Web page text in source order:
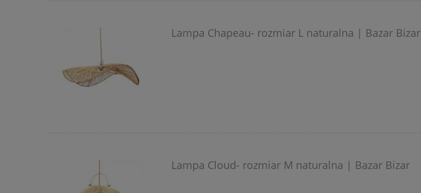
Lampa Chapeau- rozmiar L naturalna | Bazar Bizar
Lampa Cloud- rozmiar M naturalna | Bazar Bizar